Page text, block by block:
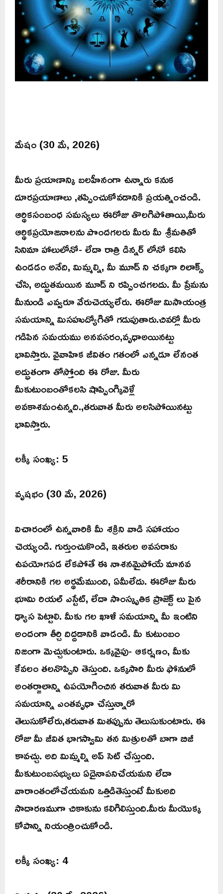
మేషం (30 మే, 2026)
మీరు ప్రయాణాన్కి బలహీనంగా ఉన్నారు కనుక
దూరప్రయాణాలు ,తప్పించుకోవడానికి ప్రయత్నించండి.
ఆర్థికసంబంధ సమస్యలు ఈరోజు తొలగిపోతాయి,మీరు
ఆర్థికప్రయోజనాలను పొందగలరు మీరు మీ శ్రీమతితో
సినిమా హాలులోనో- లేదా రాత్రి డిన్నర్ లోనో కలిసి
ఉండడం అనేది, మిమ్మల్ని, మీ మూడ్ ని చక్కగా రిలాక్స్
చేసి, అద్భుతమయిన మూడ్ ని రప్పించగలదు. మీ ప్రేమను
మీనుండి ఎవ్వరూ వేరుచెయ్యలేరు. ఈరోజు మిసాయంత్ర
సమయాన్ని మిసహుద్యోగితో గడుపుతారు.చివర్లో మీరు
గడిపిన సమయము అనవసరం,వృధాఅయినట్టు
భావిస్తారు. వైవాహిక జీవితం గతంలో ఎన్నడూ లేనంత
అద్భుతంగా తోస్తోంది ఈ రోజు. మీరు
మీకుటుంబంతోకలసి షాప్పింగ్కివెళ్లే
అవకాశమంఉన్నది.,తరువాత మీరు అలసిపోయినట్టు
భావిస్తారు.
లక్కీ సంఖ్య: 5
వృషభం (30 మే, 2026)
విచారంలో ఉన్నవారికి మీ శక్రిని వాడి సహాయం
చెయ్యండి. గుర్తుంచుకొండి, ఇతరుల అవసరాకు
ఉపయోగపడ లేకపోతే ఈ నాశనమైపోయే మానవ
శరీరానికి గల అర్థమేముంది, ఏమీలేదు. ఈరోజు మీరు
భూమి రియల్ ఎస్టేట్, లేదా సాంస్కృతిక ప్రాజెక్ట్ లు పైన
ఢ్యాస పెట్టాలి. మీకు గల ఖాళీ సమయాన్ని మీ ఇంటిని
అందంగా తీర్చి దిద్దడానికి వాడండి. మీ కుటుంబం
నిజంగా మెచ్చుకుంటారు. ఒక్కవైపు- ఆకర్షణం, మీకు
కేవలం తలనొప్పిని తెస్తుంది. ఒక్కసారి మీరు ఫోనులో
అంతర్జాలాన్ని ఉపయోగించిన తరువాత మీరు మి
సమయాన్ని ఎంతవృధా చేస్తున్నారో
తెలుసుకోలేరు,తరువాత మితప్పును తెలుసుకుంటారు. ఈ
రోజు మీ జీవిత భాగస్వామి తన మిత్రులతో బాగా బిజీ
కావచ్చు. అది మిమ్మల్ని అప్ సెట్ చేస్తుంది.
మీకుటుంబసభ్యులు ఏదైనాపనిచేయమని లేదా
వారాంతంలోచేయమని ఒత్తిడితెస్తుంటే మీకుఅది
సాదారణముగా చికాకును కలిగిలిస్తుంది.మీరు మీయొక్క
కోపాన్ని నియంత్రించుకోండి.
లక్కీ సంఖ్య: 4